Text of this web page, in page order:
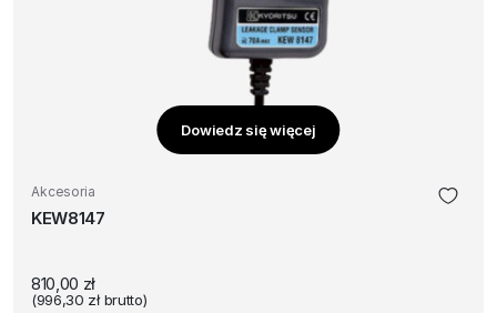
Dowiedz się więcej
Akcesoria
KEW8147
810,00 zł
(996,30 złbrutto)